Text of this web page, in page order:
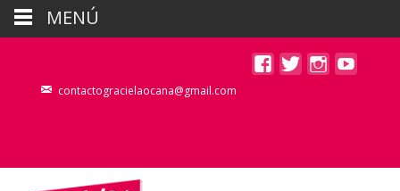
contactogracielaocana@gmail.com
MENÚ